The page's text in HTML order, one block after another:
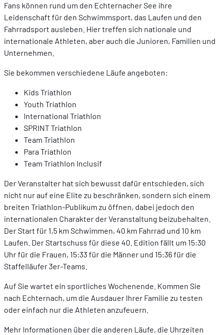
Fans können rund um den Echternacher See ihre
Leidenschaft für den Schwimmsport, das Laufen und den
Fahrradsport ausleben. Hier treffen sich nationale und
internationale Athleten, aber auch die Junioren, Familien und
Unternehmen.
Sie bekommen verschiedene Läufe angeboten:
Kids Triathlon
Youth Triathlon
International Triathlon
SPRINT Triathlon
Team Triathlon
Para Triathlon
Team Triathlon Inclusif
Der Veranstalter hat sich bewusst dafür entschieden, sich
nicht nur auf eine Elite zu beschränken, sondern sich einem
breiten Triathlon-Publikum zu öffnen, dabei jedoch den
internationalen Charakter der Veranstaltung beizubehalten.
Der Start für 1,5 km Schwimmen, 40 km Fahrrad und 10 km
Laufen. Der Startschuss für diese 40. Edition fällt um 15:30
Uhr für die Frauen, 15:33 für die Männer und 15:36 für die
Staffelläufer 3er-Teams.
Auf Sie wartet ein sportliches Wochenende. Kommen Sie
nach Echternach, um die Ausdauer Ihrer Familie zu testen
oder einfach nur die Athleten anzufeuern.
Mehr Informationen über die anderen Läufe, die Uhrzeiten